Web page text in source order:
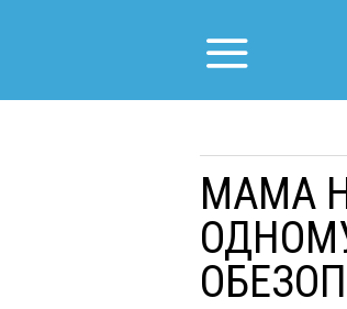
МАМА